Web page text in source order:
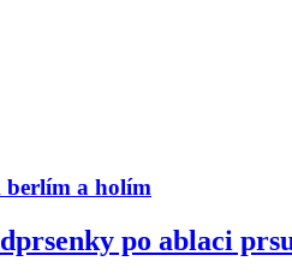
berlím a holím
po ablaci